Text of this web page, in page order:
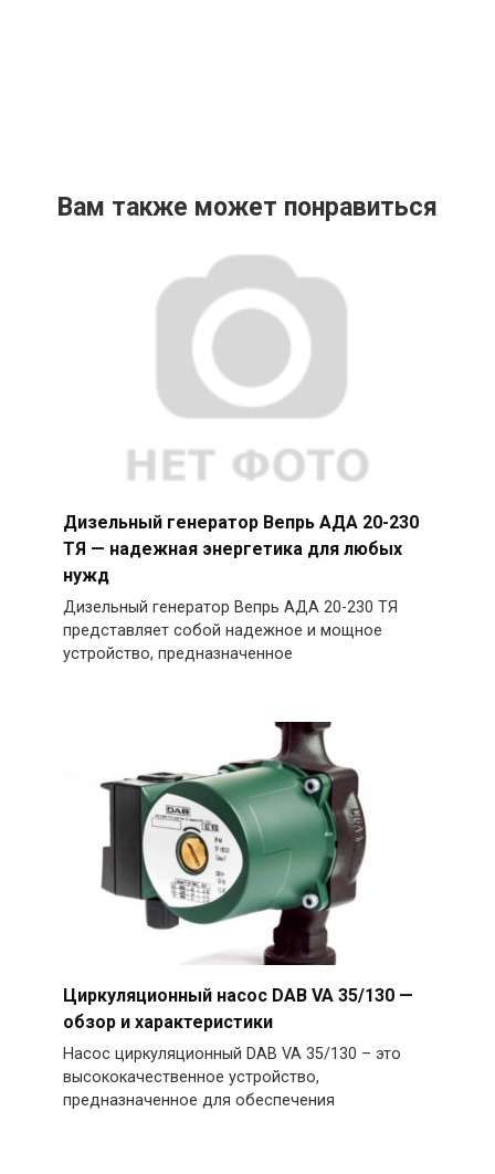
Вам также может понравиться
Дизельный генератор Вепрь АДА 20-230
ТЯ — надежная энергетика для любых
нужд
Дизельный генератор Вепрь АДА 20-230 ТЯ
представляет собой надежное и мощное
устройство, предназначенное
Циркуляционный насос DAB VA 35/130 —
обзор и характеристики
Насос циркуляционный DAB VA 35/130 – это
высококачественное устройство,
предназначенное для обеспечения